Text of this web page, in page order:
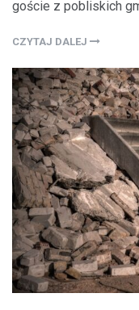
goście z pobliskich
CZYTAJ DALEJ